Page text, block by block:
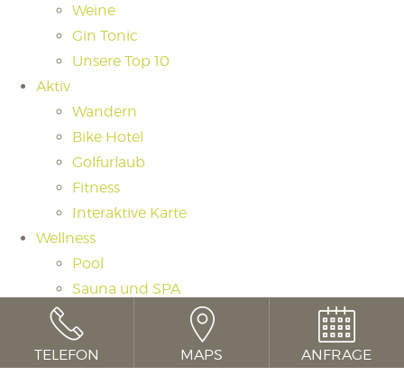
TELEFON MAPS ANFRAGE
Weine
Gin Tonic
Unsere Top 10
Aktiv
Wandern
Bike Hotel
Golfurlaub
Fitness
Interaktive Karte
Wellness
Pool
Sauna und SPA
Massagen und Beauty
Day Spa